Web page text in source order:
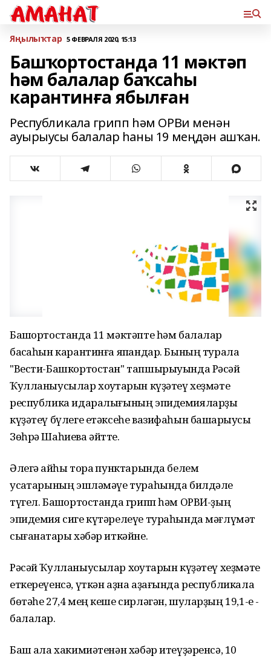
Яңылыҡтар 5 ФЕВРАЛЯ 2020, 15:13
Башҡортостанда 11 мәктәп
һәм балалар баҡсаһы
карантинға ябылған
Республикала грипп һәм ОРВи менән
ауырыусы балалар һаны 19 меңдән ашҡан.
Башҡортостанда 11 мәктәпте һәм балалар
баҡсаһын карантинға япҡандар. Бының турала
"Вести-Башкортостан" тапшырыуында Рәсәй
Ҡулланыусылар хоҡуҡтарын күҙәтеү хеҙмәте
республика идаралығының эпидемияларҙы
күҙәтеү бүлеге етәксеһе вазифаһын башҡарыусы
Зөһрә Шаһиева әйтте.
Әлегә ҡайһы тораҡ пунктарында белем
усаҡтарының эшләмәүе тураһында билдәле
түгел. Башҡортостанда грипп һәм ОРВИ-ҙың
эпидемия сиге күтәрелеүе тураһында мәғлүмәт
сығанаҡтары хәбәр иткәйне.
Рәсәй Ҡулланыусылар хоҡуҡтарын күҙәтеү хеҙмәте
еткереүенсә, үткән аҙна аҙағында республикала
бөтәһе 27,4 мең кеше сирләгән, шуларҙың 19,1-е -
балалар.
Баш ҡала хакимиәтенән хәбәр итеүҙәренсә, 10